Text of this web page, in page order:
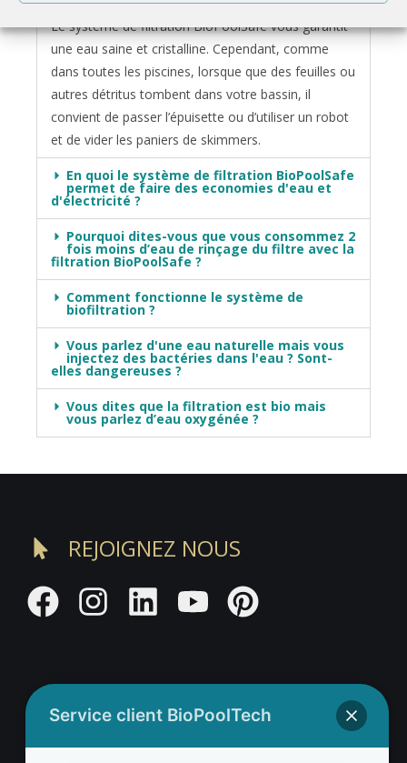
Le système de filtration BioPoolSafe vous garantit
une eau saine et cristalline. Cependant, comme
dans toutes les piscines, lorsque que des feuilles ou
autres détritus tombent dans votre bassin, il
convient de passer l’épuisette ou d’utiliser un robot
et de vider les paniers de skimmers.
En quoi le système de filtration BioPoolSafe
permet de faire des economies d'eau et
d'électricité ?
Pourquoi dites-vous que vous consommez 2
fois moins d’eau de rinçage du filtre avec la
filtration BioPoolSafe ?
Comment fonctionne le système de
biofiltration ?
Vous parlez d'une eau naturelle mais vous
injectez des bactéries dans l'eau ? Sont-
elles dangereuses ?
Vous dites que la filtration est bio mais
vous parlez d’eau oxygénée ?
REJOIGNEZ NOUS
Adresse BioValue BioPoolTech
Service client BioPoolTech